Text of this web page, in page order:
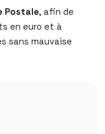
Postale, afin de
en euro et à
sans mauvaise